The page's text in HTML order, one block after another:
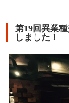
第19回異業
しました！